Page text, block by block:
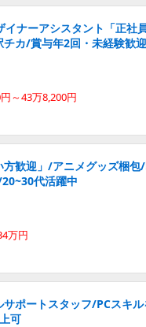
ナーアシスタント「正社
チカ/賞与年2回・未経験歓
～43万8,200円
方歓迎」/アニメグッズ梱
代活躍中
万円
ポートスタッフ/PCスキ
可